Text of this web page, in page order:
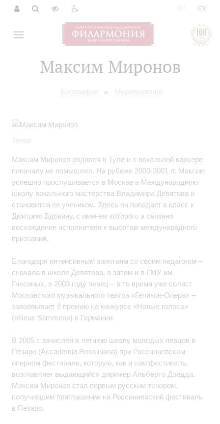
EN
Максим Миронов
Биография Мероприятия
Тенор
Максим Миронов родился в Туле и о вокальной карьере
поначалу не помышлял. На рубеже 2000-2001 гг. Максим
успешно прослушивается в Москве в Международную
школу вокального мастерства Владимира Девятова и
становится ее учеником. Здесь он попадает в класс к
Дмитрию Вдовину, с именем которого и связано
восхождение исполнителя к высотам международного
признания.
Благодаря интенсивным занятиям со своим педагогом –
сначала в школе Девятова, а затем и в ГМУ им.
Гнесиных, в 2003 году певец – в то время уже солист
Московского музыкального театра «Геликон-Опера» –
завоёвывает II премию на конкурсе «Новые голоса»
(«Neue Stimmen») в Германии.
В 2005 г. зачислен в летнюю школу молодых певцов в
Пезаро (Aссademia Rossiniana) при Россиниевском
оперном фестивале, которую, как и сам фестиваль,
возглавляет выдающийся дирижер Альберто Дзедда.
Максим Миронов стал первым русским тенором,
получившим приглашение на Россиниевский фестиваль
в Пезаро.